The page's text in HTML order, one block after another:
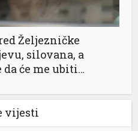
Željezničke
silovana, a
će me ubiti…
vijesti